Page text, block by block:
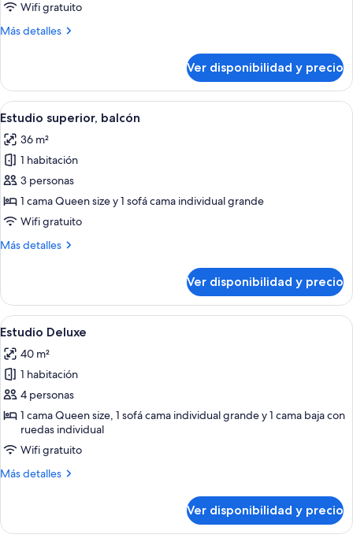
Wifi gratuito
Más detalles
Más
Ver disponibilidad y precio
Ver
todas
las
fotos
de
Estudio
superior,
Habitación de hotel con una cama,
23
Estudio superior, balcón
36 m²
1 habitación
3 personas
1 cama Queen size y 1 sofá cama individual grande
Wifi gratuito
Más detalles
Más
superior,
balcón
Ver disponibilidad y precio
Ver
todas
las
fotos
de
Estudio
Deluxe
Una cocina moderna con armarios
13
Estudio Deluxe
40 m²
1 habitación
4 personas
1 cama Queen size, 1 sofá cama individual grande y 1 cama baja con
ruedas individual
Wifi gratuito
Más detalles
Más
Deluxe
Ver disponibilidad y precio